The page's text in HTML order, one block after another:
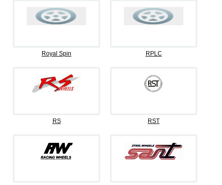
Royal Spin RPLC
RS RST